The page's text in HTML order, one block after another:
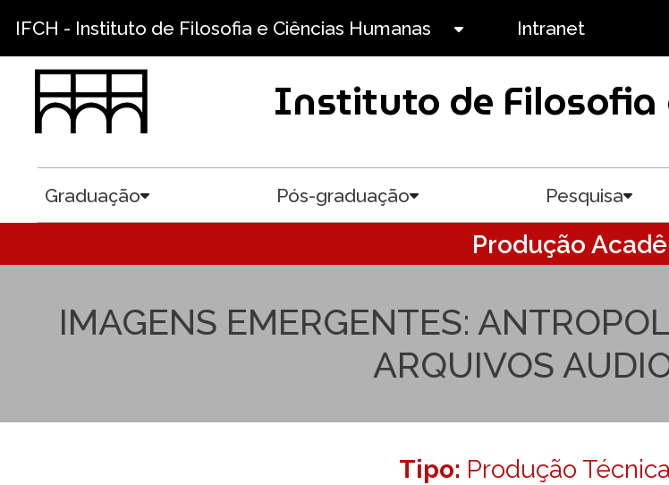
IFCH - Instituto de Filosofia e Ciências Humanas Intranet
Instituto de Filosofia
Graduação Pós-graduação Pesquisa
Produção
IMAGENS EMERGENTES:
ARQUIVOS
Tipo: Produção Técnica